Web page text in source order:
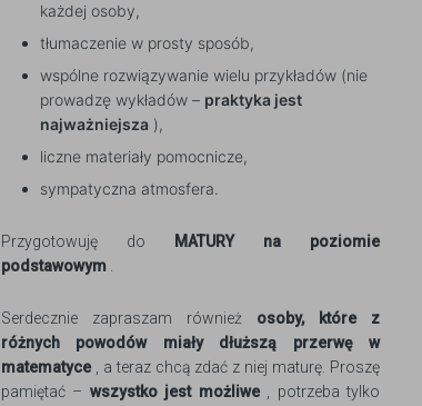
każdej osoby,
tłumaczenie w prosty sposób,
wspólne rozwiązywanie wielu przykładów (nie
prowadzę wykładów – praktyka jest
najważniejsza ),
liczne materiały pomocnicze,
sympatyczna atmosfera.
Przygotowuję do
MATURY na poziomie
podstawowym
Serdecznie zapraszam również osoby, które z
różnych powodów miały dłuższą przerwę w
matematyce, a teraz chcą zdać z niej maturę. Proszę
pamiętać – wszystko jest możliwe, potrzeba tylko